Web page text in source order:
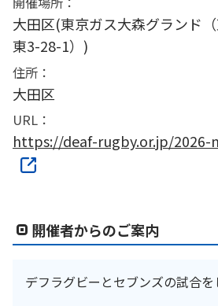
大田区(東京ガス大森グランド
東3-28-1）)
住所：
大田区
URL：
https://deaf-rugby.or.jp/
開催者からのご案内
デフラグビーとセブンズの試合を